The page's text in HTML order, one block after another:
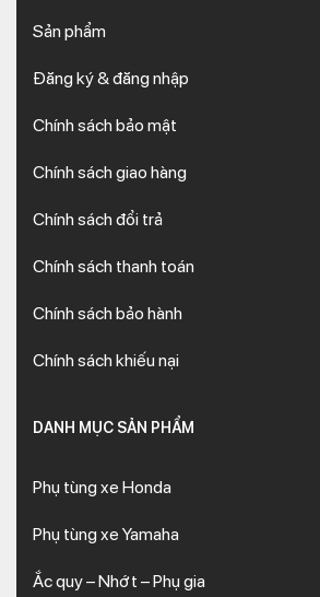
Sản phẩm
Đăng ký & đăng nhập
Chính sách bảo mật
Chính sách giao hàng
Chính sách đổi trả
Chính sách thanh toán
Chính sách bảo hành
Chính sách khiếu nại
DANH MỤC SẢN PHẨM
Phụ tùng xe Honda
Phụ tùng xe Yamaha
Ắc quy – Nhớt – Phụ gia